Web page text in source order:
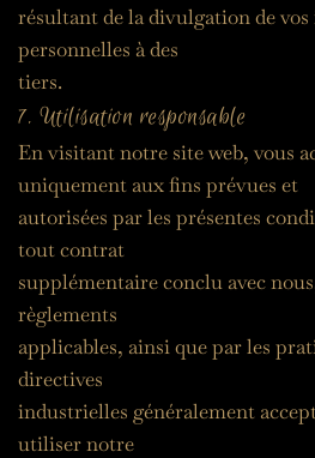
résultant de la divulgation de
personnelles à des
tiers.
7. Utilisation responsable
En visitant notre site web, vous
uniquement aux fins prévues et
autorisées par les présentes
tout contrat
supplémentaire conclu avec
règlements
applicables, ainsi que par les
directives
industrielles généralement
utiliser notre